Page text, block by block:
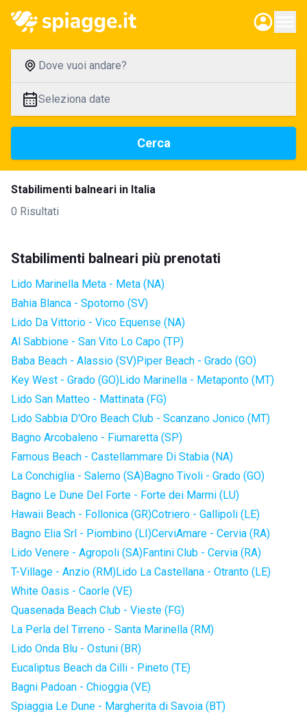
Dove vuoi andare?
Seleziona date
Cerca
Stabilimenti balneari in Italia
0 Risultati
Stabilimenti balneari più prenotati
Lido Marinella Meta - Meta (NA)
Bahia Blanca - Spotorno (SV)
Lido Da Vittorio - Vico Equense (NA)
Al Sabbione - San Vito Lo Capo (TP)
Baba Beach - Alassio (SV)Piper Beach - Grado (GO)
Key West - Grado (GO)Lido Marinella - Metaponto (MT)
Lido San Matteo - Mattinata (FG)
Lido Sabbia D'Oro Beach Club - Scanzano Jonico (MT)
Bagno Arcobaleno - Fiumaretta (SP)
Famous Beach - Castellammare Di Stabia (NA)
La Conchiglia - Salerno (SA)Bagno Tivoli - Grado (GO)
Bagno Le Dune Del Forte - Forte dei Marmi (LU)
Hawaii Beach - Follonica (GR)Cotriero - Gallipoli (LE)
Bagno Elia Srl - Piombino (LI)CerviAmare - Cervia (RA)
Lido Venere - Agropoli (SA)Fantini Club - Cervia (RA)
T-Village - Anzio (RM)Lido La Castellana - Otranto (LE)
White Oasis - Caorle (VE)
Quasenada Beach Club - Vieste (FG)
La Perla del Tirreno - Santa Marinella (RM)
Lido Onda Blu - Ostuni (BR)
Eucaliptus Beach da Cilli - Pineto (TE)
Bagni Padoan - Chioggia (VE)
Spiaggia Le Dune - Margherita di Savoia (BT)